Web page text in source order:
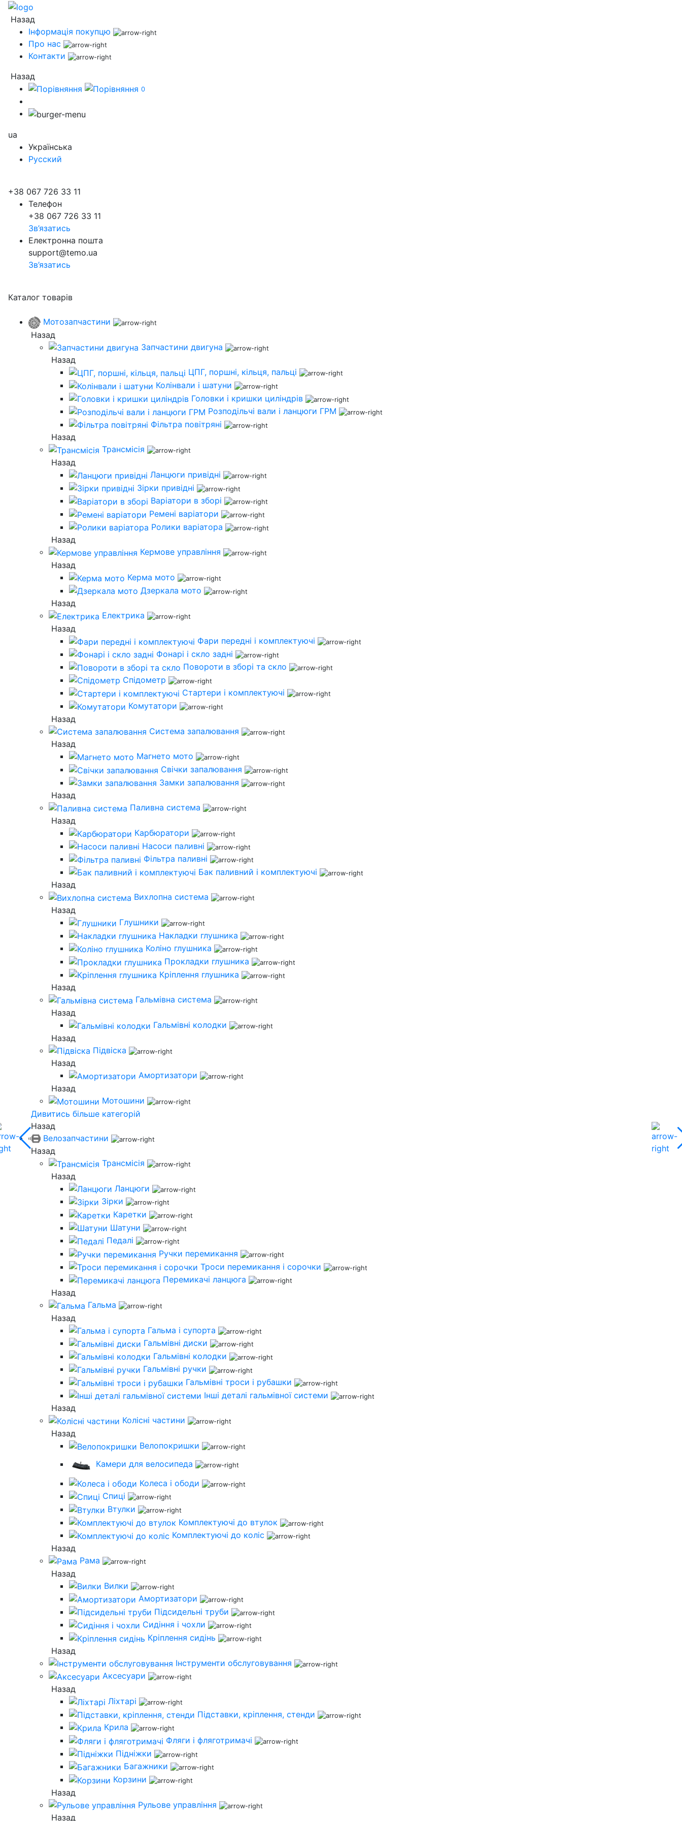
Назад
Інформація покупцю
Про нас
Контакти
Назад
0
ua
Українська
Русский
+38 067 726 33 11
Телефон
+38 067 726 33 11
Зв’язатись
Електронна пошта
support@temo.ua
Зв’язатись
Каталог товарів
Мотозапчастини
Назад
Запчастини двигуна
Назад
ЦПГ, поршні, кільця, пальці
Колінвали і шатуни
Головки і кришки циліндрів
Розподільчі вали і ланцюги ГРМ
Фільтра повітряні
Назад
Трансмісія
Назад
Ланцюги привідні
Зірки привідні
Варіатори в зборі
Ремені варіатори
Ролики варіатора
Назад
Кермове управління
Назад
Керма мото
Дзеркала мото
Назад
Електрика
Назад
Фари передні і комплектуючі
Фонарі і скло задні
Повороти в зборі та скло
Спідометр
Стартери і комплектуючі
Комутатори
Назад
Система запалювання
Назад
Магнето мото
Свічки запалювання
Замки запалювання
Назад
Паливна система
Назад
Карбюратори
Насоси паливні
Фільтра паливні
Бак паливний і комплектуючі
Назад
Вихлопна система
Назад
Глушники
Накладки глушника
Коліно глушника
Прокладки глушника
Кріплення глушника
Назад
Гальмівна система
Назад
Гальмівні колодки
Назад
Підвіска
Назад
Амортизатори
Назад
Мотошини
Дивитись більше категорій
Назад
Велозапчастини
Назад
Трансмісія
Назад
Ланцюги
Зірки
Каретки
Шатуни
Педалі
Ручки перемикання
Троси перемикання і сорочки
Перемикачі ланцюга
Назад
Гальма
Назад
Гальма і супорта
Гальмівні диски
Гальмівні колодки
Гальмівні ручки
Гальмівні троси і рубашки
Інші деталі гальмівної системи
Назад
Колісні частини
Назад
Велопокришки
Камери для велосипеда
Колеса і ободи
Спиці
Втулки
Комплектуючі до втулок
Комплектуючі до коліс
Назад
Рама
Назад
Вилки
Амортизатори
Підсидельні труби
Сидіння і чохли
Кріплення сидінь
Назад
Інструменти обслуговування
Аксесуари
Назад
Ліхтарі
Підставки, кріплення, стенди
Крила
Фляги і фляготримачі
Підніжки
Багажники
Корзини
Назад
Рульове управління
Назад